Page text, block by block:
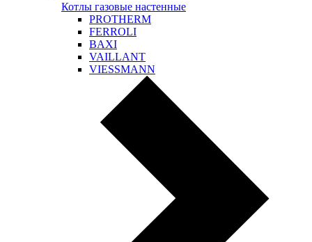
Котлы газовые настенные
PROTHERM
FERROLI
BAXI
VAILLANT
VIESSMANN